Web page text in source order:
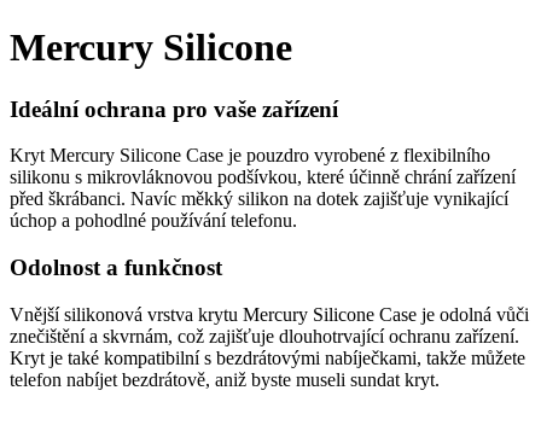
Mercury Silicone
Ideální ochrana pro vaše zařízení
Kryt Mercury Silicone Case je pouzdro vyrobené z flexibilního
silikonu s mikrovláknovou podšívkou, které účinně chrání zařízení
před škrábanci. Navíc měkký silikon na dotek zajišťuje vynikající
úchop a pohodlné používání telefonu.
Odolnost a funkčnost
Vnější silikonová vrstva krytu Mercury Silicone Case je odolná vůči
znečištění a skvrnám, což zajišťuje dlouhotrvající ochranu zařízení.
Kryt je také kompatibilní s bezdrátovými nabíječkami, takže můžete
telefon nabíjet bezdrátově, aniž byste museli sundat kryt.